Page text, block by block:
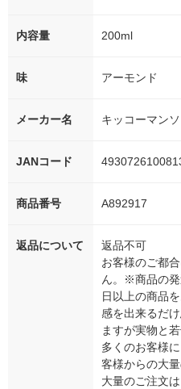
内容量 200ml
味 アーモンド
メーカー名 キッコーマン
JANコード
商品番号 A892917
返品について
返品不可
お客様のご都
ん。※商品の
日以上の商品
感を出来るだ
ますが実物と
多くのお客様
客様からの大
大量のご注文